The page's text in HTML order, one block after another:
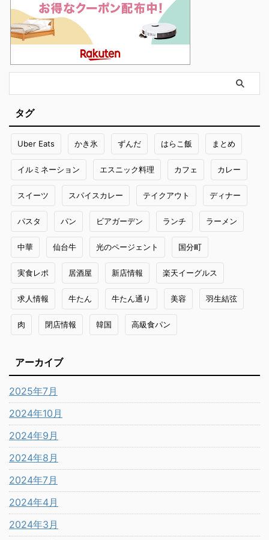
タグ
Uber Eats かき氷 ずんだ はらこ飯 まとめ
イルミネーション エスニック料理 カフェ カレー
スイーツ スパイスカレー テイクアウト ディナー
パスタ パン ビアガーデン ランチ ラーメン
中華 仙台牛 光のページェント 国分町
実食レポ 居酒屋 新店情報 楽天イーグルス
求人情報 牛たん 牛たん通り 美容 羽生結弦
肉 閉店情報 韓国 高級食パン
アーカイブ
2025年7月
2024年10月
2024年9月
2024年8月
2024年7月
2024年4月
2024年3月